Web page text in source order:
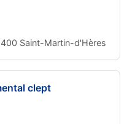
Saint-Martin-d'Hères
clept